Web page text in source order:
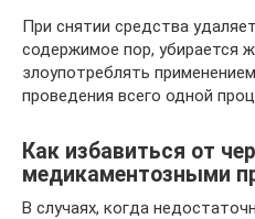
При снятии средства
содержимое пор, убирается
злоупотреблять
проведения всего одной
Как избавиться от
медикаментозными
В случаях, когда